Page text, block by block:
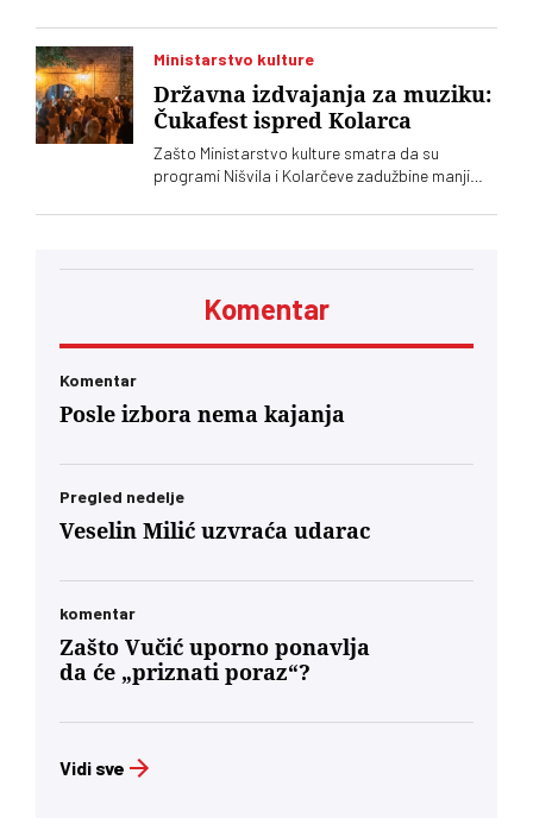
kaže Ivan Blagojević direktor Nišvila
Ministarstvo kulture
Državna izdvajanja za muziku:
Čukafest ispred Kolarca
Zašto Ministarstvo kulture smatra da su
programi Nišvila i Kolarčeve zadužbine manji
Savamalskog koncerta
Komentar
Komentar
Posle izbora nema kajanja
Pregled nedelje
Veselin Milić uzvraća udarac
komentar
Zašto Vučić uporno ponavlja
da će „priznati poraz“?
Vidi sve